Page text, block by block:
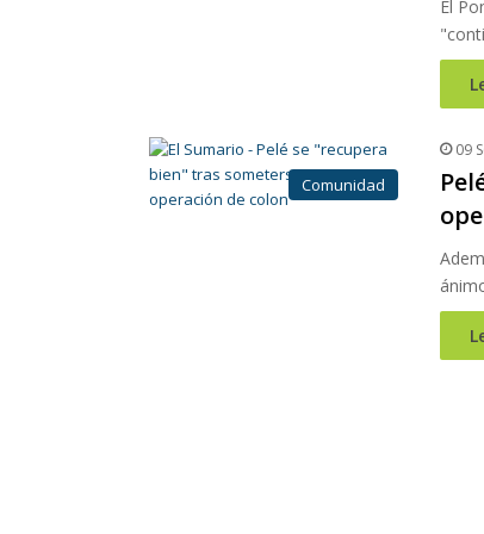
El
Comunidad
09